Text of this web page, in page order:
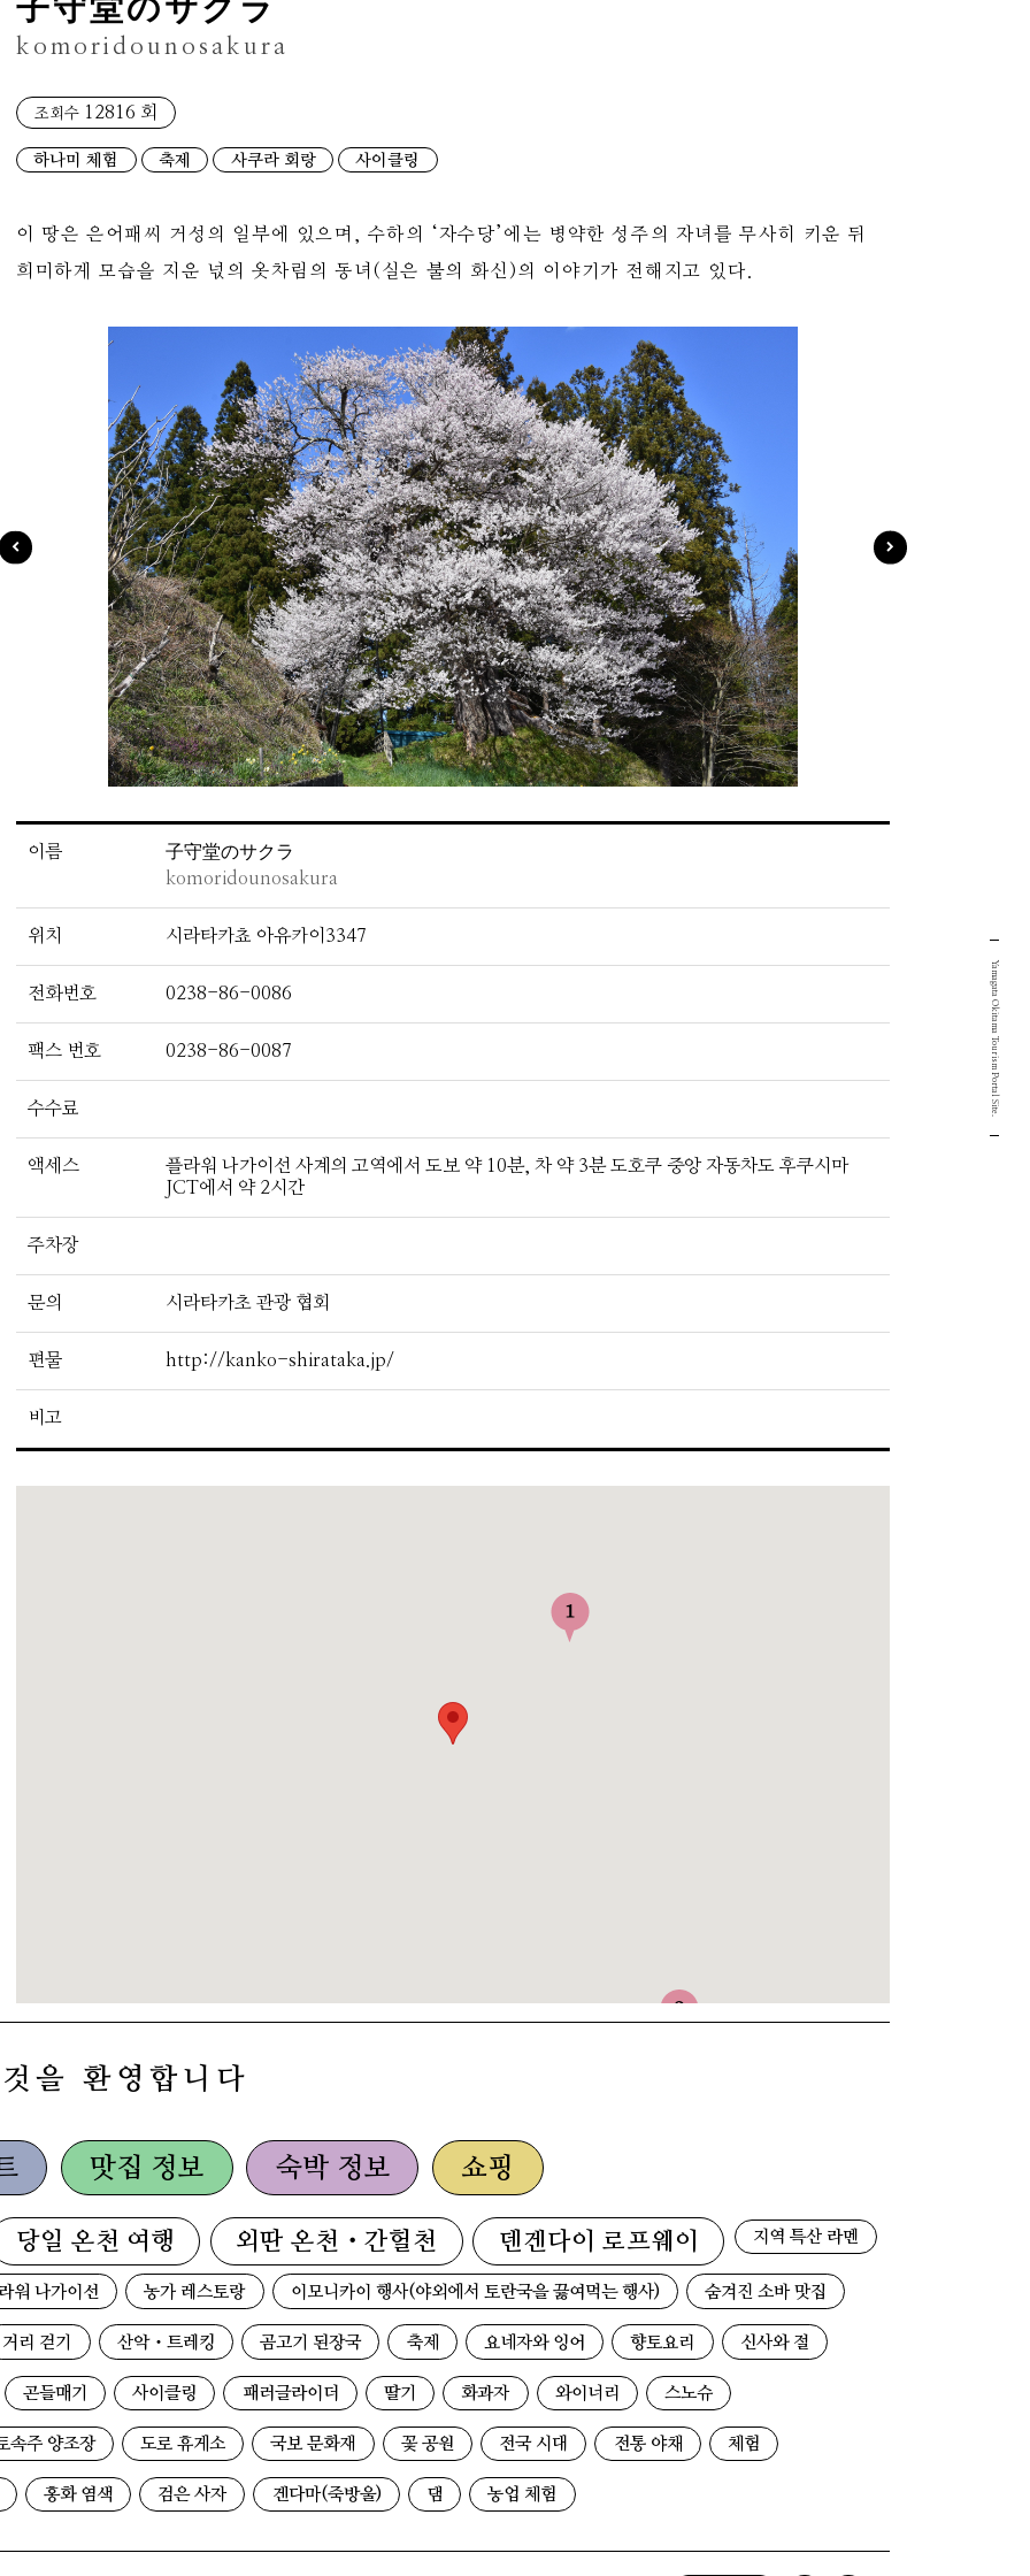
子守堂のサクラ
komoridounosakura
조회수 12816 회
하나미 체험 축제 사쿠라 회랑 사이클링
이 땅은 은어패씨 거성의 일부에 있으며, 수하의 ‘자수당’에는 병약한 성주의 자녀를 무사히 키운 뒤
희미하게 모습을 지운 넋의 옷차림의 동녀(실은 불의 화신)의 이야기가 전해지고 있다.
이름
子守堂のサクラ
komoridounosakura
위치 시라타카쵸 아유카이3347
전화번호 0238-86-0086
팩스 번호 0238-86-0087
수수료
액세스
플라워 나가이선 사계의 고역에서 도보 약 10분, 차 약 3분 도호쿠 중앙 자동차도 후쿠시마
JCT에서 약 2시간
주차장
문의 시라타카초 관광 협회
편물 http://kanko-shirataka.jp/
비고
을 환영합니다
맛집 정보 숙박 정보 쇼핑
당일 온천 여행 외딴 온천・간헐천 덴겐다이 로프웨이 지역 특산 라멘
워 나가이선 농가 레스토랑 이모니카이 행사(야외에서 토란국을 끓여먹는 행사) 숨겨진 소바 맛집
거리 걷기 산악・트레킹 곰고기 된장국 축제 요네자와 잉어 향토요리 신사와 절
곤들매기 사이클링 패러글라이더 딸기 화과자 와이너리 스노슈
속주 양조장 도로 휴게소 국보 문화재 꽃 공원 전국 시대 전통 야채 체험
홍화 염색 검은 사자 겐다마(죽방울) 댐 농업 체험
Yamagata Okitama Tourism Portal Site.